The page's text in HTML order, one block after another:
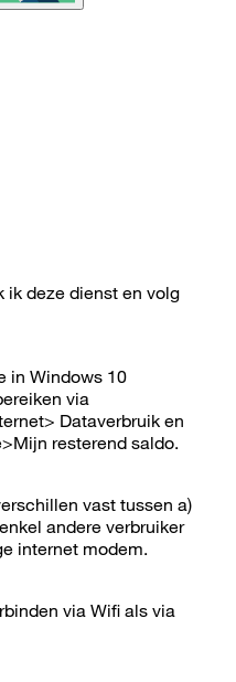
ik deze dienst en volg
in Windows 10
via
Dataverbruik en
resterend saldo.
vast tussen a)
andere verbruiker
internet modem.
via Wifi als via